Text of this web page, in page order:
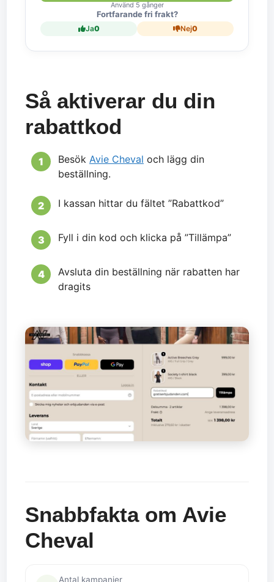
Använd 5 gånger
Fortfarande fri frakt?
Ja0 Nej0
Så aktiverar du din
rabattkod
Besök Avie Cheval och lägg din
beställning.
I kassan hittar du fältet ”Rabattkod”
Fyll i din kod och klicka på ”Tillämpa”
Avsluta din beställning när rabatten har
dragits
Snabbfakta om Avie
Cheval
Antal kampanjer